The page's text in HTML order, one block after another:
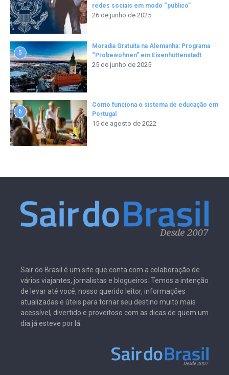
redes sociais em modo “público”
26 de junho de 2025
5
Moradia Gratuita na Alemanha: Programa
“Probewohnen” em Eisenhüttenstadt
25 de junho de 2025
6
Como funciona o sistema de educação em
Portugal
15 de agosto de 2022
Sair do Brasil é um site que conta com a colaboração de
vários viajantes, jornalistas e blogueiros. Temos a intenção
de levar até você, nosso querido leitor, informações
atualizadas e úteis para tornar seu destino muito mais
acessível, divertido e proveitoso com as dicas de quem um
dia já esteve por lá.